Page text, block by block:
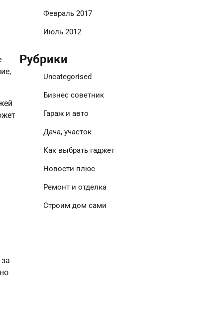
Февраль 2017
Июль 2012
Рубрики
Uncategorised
Бизнес советник
Гараж и авто
Дача, участок
Как выбрать гаджет
Новости плюс
Ремонт и отделка
Строим дом сами